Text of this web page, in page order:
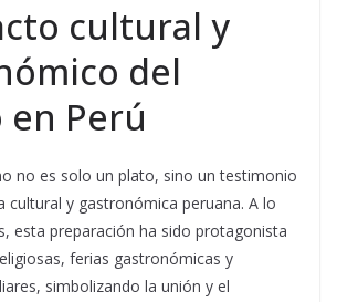
cultural y
del
Perú
no es solo un plato, sino un testimonio
cultural y gastronómica peruana. A lo
esta preparación ha sido protagonista
ferias gastronómicas y
simbolizando la unión y el